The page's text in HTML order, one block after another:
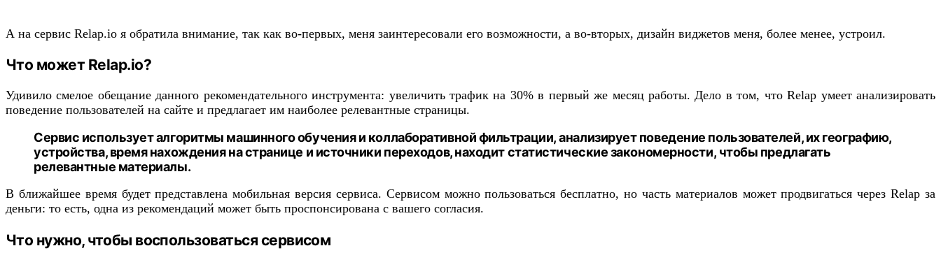
А на сервис Relap.io я обратила внимание, так как во-первых, меня заинтересовали его возможности, а во-вторых, дизайн виджетов меня, более менее, устроил.
Что может Relap.io?
Удивило смелое обещание данного рекомендательного инструмента: увеличить трафик на 30% в первый же месяц работы. Дело в том, что Relap умеет анализировать
поведение пользователей на сайте и предлагает им наиболее релевантные страницы.
Сервис использует алгоритмы машинного обучения и коллаборативной фильтрации, анализирует поведение пользователей, их географию,
устройства, время нахождения на странице и источники переходов, находит статистические закономерности, чтобы предлагать
релевантные материалы.
В ближайшее время будет представлена мобильная версия сервиса. Сервисом можно пользоваться бесплатно, но часть материалов может продвигаться через Relap за
деньги: то есть, одна из рекомендаций может быть проспонсирована с вашего согласия.
Что нужно, чтобы воспользоваться сервисом